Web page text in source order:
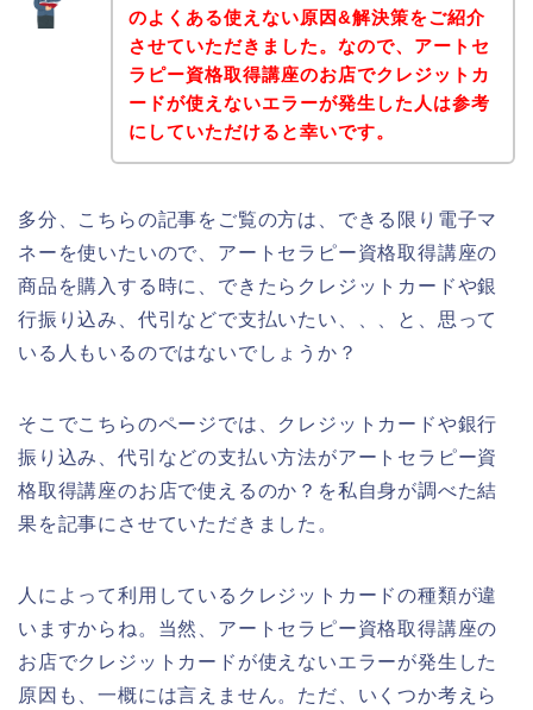
のよくある使えない原因&解決策をご紹介
させていただきました。なので、アートセ
ラピー資格取得講座のお店でクレジットカ
ードが使えないエラーが発生した人は参考
にしていただけると幸いです。
多分、こちらの記事をご覧の方は、できる限り電子マ
ネーを使いたいので、アートセラピー資格取得講座の
商品を購入する時に、できたらクレジットカードや銀
行振り込み、代引などで支払いたい、、、と、思って
いる人もいるのではないでしょうか？
そこでこちらのページでは、クレジットカードや銀行
振り込み、代引などの支払い方法がアートセラピー資
格取得講座のお店で使えるのか？を私自身が調べた結
果を記事にさせていただきました。
人によって利用しているクレジットカードの種類が違
いますからね。当然、アートセラピー資格取得講座の
お店でクレジットカードが使えないエラーが発生した
原因も、一概には言えません。ただ、いくつか考えら